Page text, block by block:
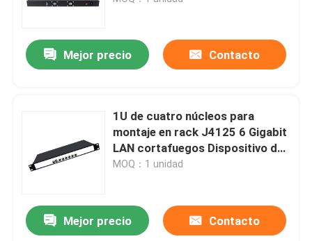
Mejor precio Contacto
1U de cuatro núcleos para
montaje en rack J4125 6 Gigabit
LAN cortafuegos Dispositivo de
PC enrutador suave
MOQ：1 unidad
Mejor precio Contacto